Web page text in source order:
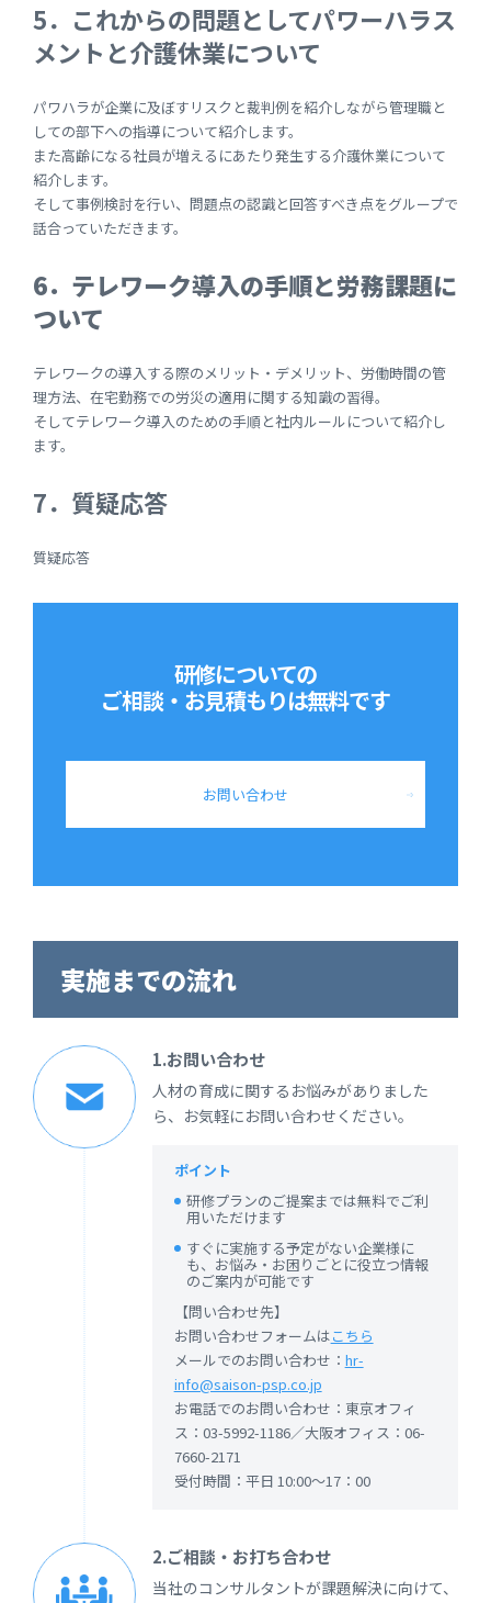
5．これからの問題としてパワーハラス
メントと介護休業について
パワハラが企業に及ぼすリスクと裁判例を紹介しながら管理職と
しての部下への指導について紹介します。
また高齢になる社員が増えるにあたり発生する介護休業について
紹介します。
そして事例検討を行い、問題点の認識と回答すべき点をグループで
話合っていただきます。
6．テレワーク導入の手順と労務課題に
ついて
テレワークの導入する際のメリット・デメリット、労働時間の管
理方法、在宅勤務での労災の適用に関する知識の習得。
そしてテレワーク導入のための手順と社内ルールについて紹介し
ます。
7．質疑応答
質疑応答
研修についての
ご相談・お見積もりは無料です
お問い合わせ
実施までの流れ
1.お問い合わせ
人材の育成に関するお悩みがありました
ら、お気軽にお問い合わせください。
ポイント
研修プランのご提案までは無料でご利
用いただけます
すぐに実施する予定がない企業様に
も、お悩み・お困りごとに役立つ情報
のご案内が可能です
【問い合わせ先】
お問い合わせフォームはこちら
メールでのお問い合わせ： hr-
info@saison-psp.co.jp
お電話でのお問い合わせ：東京オフィ
ス：03-5992-1186／大阪オフィス：06-
7660-2171
受付時間：平日 10:00～17：00
2.ご相談・お打ち合わせ
当社のコンサルタントが課題解決に向けて、